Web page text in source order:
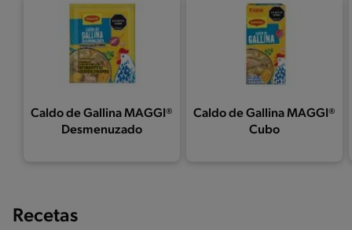
Caldo de Gallina MAGGI®
Desmenuzado
Caldo de Gallina MAGGI®
Cubo
Recetas